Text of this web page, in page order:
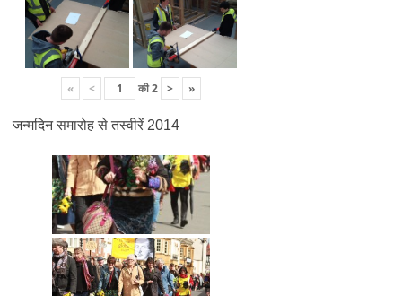
« < की2 > »
जन्मदिन समारोह से तस्वीरें 2014